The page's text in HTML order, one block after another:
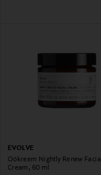
EVOLVE
Öökreem Nightly Renew Facial
Cream, 60 ml